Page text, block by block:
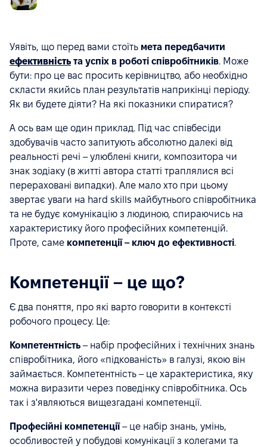
Уявіть, що перед вами стоїть мета передбачити
ефективність та успіх в роботі співробітників. Може
бути: про це вас просить керівництво, або необхідно
скласти якийсь план результатів наприкінці періоду.
Як ви будете діяти? На які показники спиратися?
А ось вам ще один приклад. Під час співбесіди
здобувачів часто запитують абсолютно далекі від
реальності речі – улюблені книги, композитора чи
знак зодіаку (в житті автора статті траплялися всі
перераховані випадки). Але мало хто при цьому
звертає уваги на hard skills майбутнього співробітника
та не будує комунікацію з людиною, спираючись на
характеристику його професійних компетенцій.
Проте, саме компетенції – ключ до ефективності.
Компетенції – це що?
Є два поняття, про які варто говорити в контексті
робочого процесу. Це:
Компетентність – набір професійних і технічних знань
співробітника, його «підкованість» в галузі, якою він
займається. Компетентність – це характеристика, яку
можна виразити через поведінку співробітника. Ось
так і з'являються вищезгадані компетенції.
Професійні компетенції– це набір знань, умінь,
особливостей у побудові комунікації з колегами та